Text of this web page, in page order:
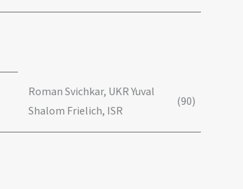
Roman Svichkar, UKR Yuval
Shalom Frielich, ISR
(90)